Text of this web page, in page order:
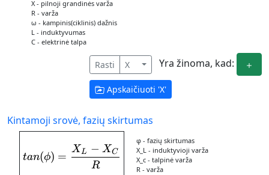
X - pilnoji grandinės varža
R - varža
ω - kampinis(ciklinis) dažnis
L - induktyvumas
C - elektrinė talpa
Rasti X Yra žinoma, kad:
Apskaičiuoti 'X'
Kintamoji srovė, fazių skirtumas
tan(\phi) = \frac{X_{L}-X_{C}}{R}
tan(ϕ) =
R
XL − XC
φ - fazių skirtumas
X_L - induktyvioji varža
X_c - talpinė varža
R - varža